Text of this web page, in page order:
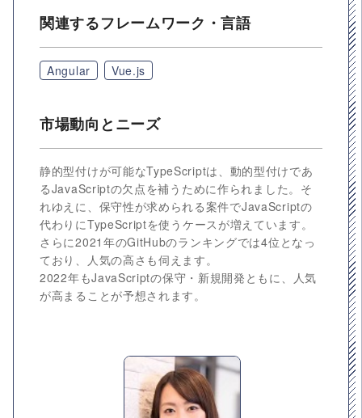
関連するフレームワーク・言語
Angular Vue.js
市場動向とニーズ
静的型付けが可能なTypeScriptは、動的型付けであ
るJavaScriptの欠点を補うために作られました。そ
れゆえに、保守性が求められる案件でJavaScriptの
代わりにTypeScriptを使うケースが増えています。
さらに2021年のGitHubのランキングでは4位となっ
ており、人気の高さも伺えます。
2022年もJavaScriptの保守・新規開発ともに、人気
が高まることが予想されます。